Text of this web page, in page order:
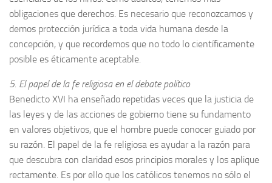
obligaciones que derechos. Es necesario que reconozcamos y
demos protección jurídica a toda vida humana desde la
concepción, y que recordemos que no todo lo científicamente
posible es éticamente aceptable.
5. El papel de la fe religiosa en el debate político
Benedicto XVI ha enseñado repetidas veces que la justicia de
las leyes y de las acciones de gobierno tiene su fundamento
en valores objetivos, que el hombre puede conocer guiado por
su razón. El papel de la fe religiosa es ayudar a la razón para
que descubra con claridad esos principios morales y los aplique
rectamente. Es por ello que los católicos tenemos no sólo el